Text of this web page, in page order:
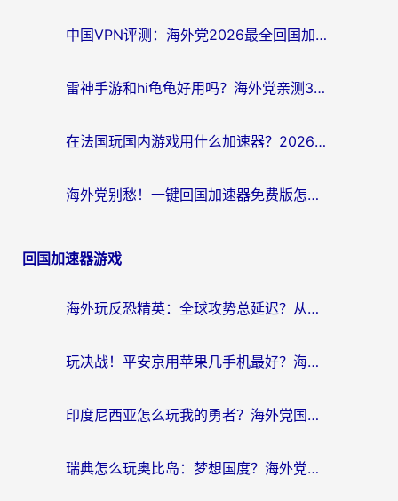
中国VPN评测：海外党2026最全回国加速器选择指南，告别地区限制不踩坑
雷神手游和hi龟龟好用吗？海外党亲测3款回国加速器，教你选对国外到国内加速器
在法国玩国内游戏用什么加速器？2026实测解决延迟卡顿的实用指南
海外党别愁！一键回国加速器免费版怎么选？从踩坑到流畅访问的全攻略
回国加速器游戏
海外玩反恐精英：全球攻势总延迟？从瑞典玩神武4到外国玩黎明觉醒，选对加速器才是关键！
玩决战！平安京用苹果几手机最好？海外党必看的设备+加速器双攻略
印度尼西亚怎么玩我的勇者？海外党国服游戏加速避坑指南（附实况五行师解决方案）
瑞典怎么玩奥比岛：梦想国度？海外党亲测有效的国服游戏加速全攻略